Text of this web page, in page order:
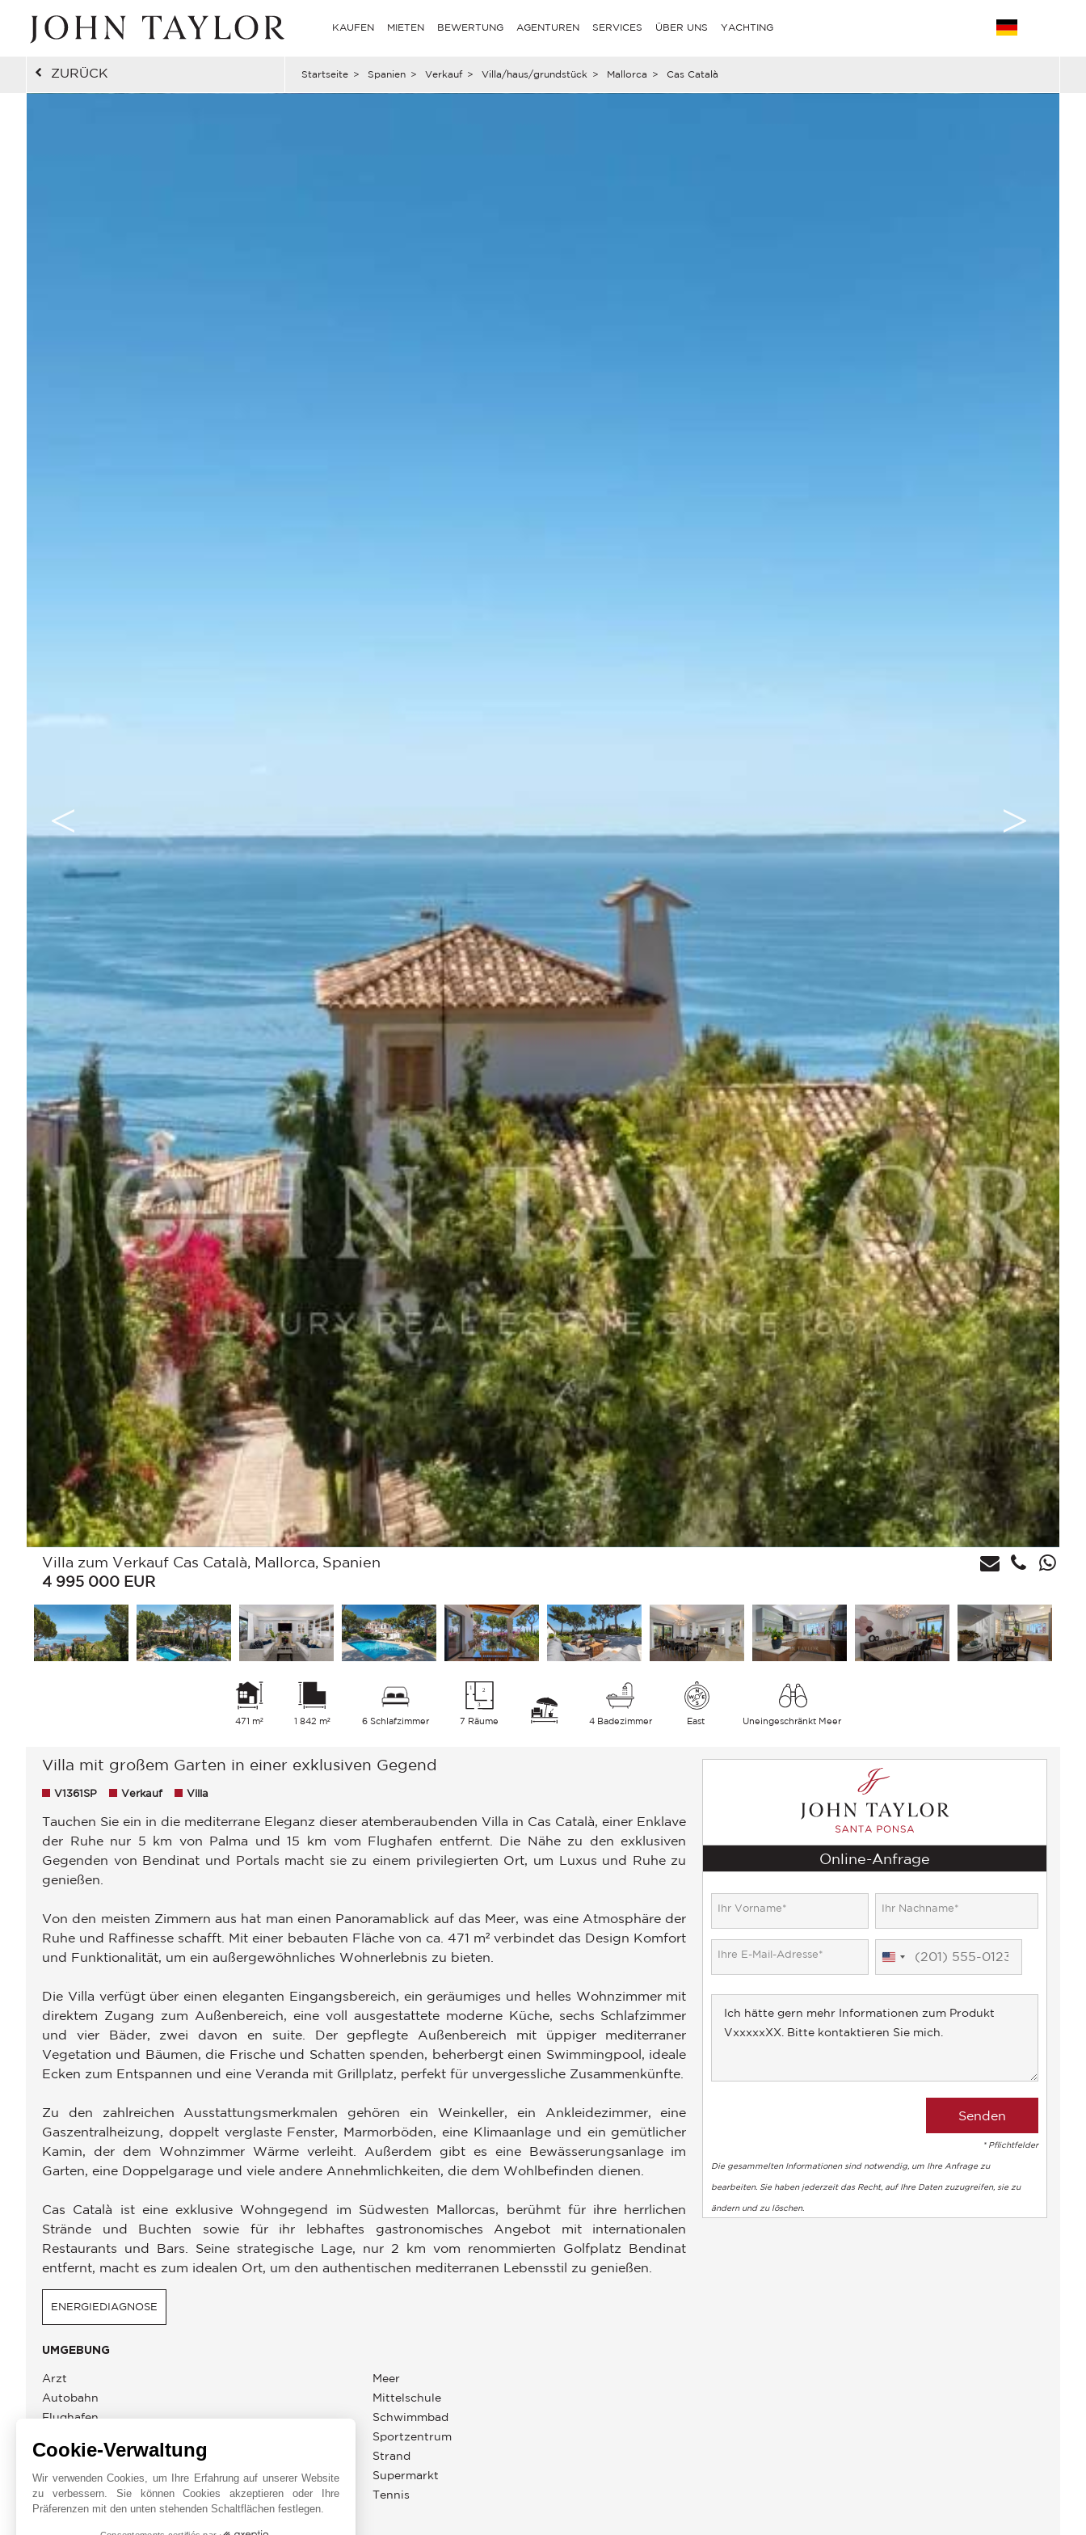
KAUFEN MIETEN BEWERTUNG AGENTUREN SERVICES ÜBER UNS YACHTING
ZURÜCK Startseite > Spanien > Verkauf > Villa/haus/grundstück > Mallorca > Cas Català
Villa zum Verkauf Cas Català, Mallorca, Spanien
4 995 000 EUR
471 m² 1 842 m² 6 Schlafzimmer 7 Räume 4 Badezimmer East Uneingeschränkt Meer
Villa mit großem Garten in einer exklusiven Gegend
V1361SP Verkauf Villa
Tauchen Sie ein in die mediterrane Eleganz dieser atemberaubenden Villa in Cas Català, einer Enklave
der Ruhe nur 5 km von Palma und 15 km vom Flughafen entfernt. Die Nähe zu den exklusiven
Gegenden von Bendinat und Portals macht sie zu einem privilegierten Ort, um Luxus und Ruhe zu
genießen.
Von den meisten Zimmern aus hat man einen Panoramablick auf das Meer, was eine Atmosphäre der
Ruhe und Raffinesse schafft. Mit einer bebauten Fläche von ca. 471 m² verbindet das Design Komfort
und Funktionalität, um ein außergewöhnliches Wohnerlebnis zu bieten.
Die Villa verfügt über einen eleganten Eingangsbereich, ein geräumiges und helles Wohnzimmer mit
direktem Zugang zum Außenbereich, eine voll ausgestattete moderne Küche, sechs Schlafzimmer
und vier Bäder, zwei davon en suite. Der gepflegte Außenbereich mit üppiger mediterraner
Vegetation und Bäumen, die Frische und Schatten spenden, beherbergt einen Swimmingpool, ideale
Ecken zum Entspannen und eine Veranda mit Grillplatz, perfekt für unvergessliche Zusammenkünfte.
Zu den zahlreichen Ausstattungsmerkmalen gehören ein Weinkeller, ein Ankleidezimmer, eine
Gaszentralheizung, doppelt verglaste Fenster, Marmorböden, eine Klimaanlage und ein gemütlicher
Kamin, der dem Wohnzimmer Wärme verleiht. Außerdem gibt es eine Bewässerungsanlage im
Garten, eine Doppelgarage und viele andere Annehmlichkeiten, die dem Wohlbefinden dienen.
Cas Català ist eine exklusive Wohngegend im Südwesten Mallorcas, berühmt für ihre herrlichen
Strände und Buchten sowie für ihr lebhaftes gastronomisches Angebot mit internationalen
Restaurants und Bars. Seine strategische Lage, nur 2 km vom renommierten Golfplatz Bendinat
entfernt, macht es zum idealen Ort, um den authentischen mediterranen Lebensstil zu genießen.
ENERGIEDIAGNOSE
UMGEBUNG
Arzt
Autobahn
Flughafen
Grundschule
Hafen
Läden
Meer
Mittelschule
Schwimmbad
Sportzentrum
Strand
Supermarkt
Tennis
Online-Anfrage
United
* Pflichtfelder
Die gesammelten Informationen sind notwendig, um Ihre Anfrage zu
bearbeiten. Sie haben jederzeit das Recht, auf Ihre Daten zuzugreifen, sie zu
ändern und zu löschen.
Cookie-Verwaltung
Wir verwenden Cookies, um Ihre Erfahrung auf unserer Website
zu verbessern. Sie können Cookies akzeptieren oder Ihre
Präferenzen mit den unten stehenden Schaltflächen festlegen.